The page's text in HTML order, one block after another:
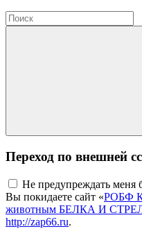
Переход по внешней
Не предупреждать меня
Вы покидаете сайт «РОБФ
животным БЕЛКА И
http://zap66.ru.